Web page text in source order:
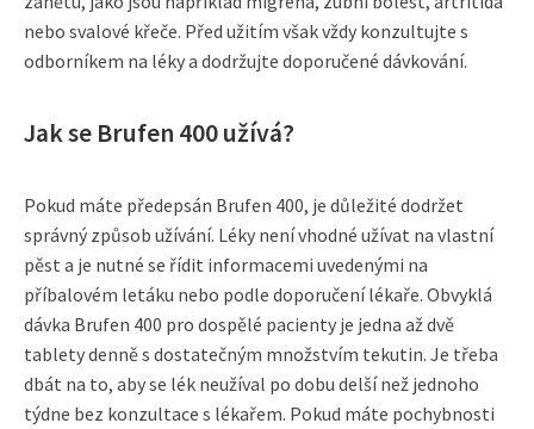
nebo svalové křeče. Před užitím však vždy konzultujte s
odborníkem na léky a dodržujte doporučené dávkování.
Jak se Brufen 400 užívá?
Pokud máte předepsán Brufen 400, je důležité dodržet
správný způsob užívání. Léky není vhodné užívat na vlastní
pěst a je nutné se řídit informacemi uvedenými na
příbalovém letáku nebo podle doporučení lékaře. Obvyklá
dávka Brufen 400 pro dospělé pacienty je jedna až dvě
tablety denně s dostatečným množstvím tekutin. Je třeba
dbát na to, aby se lék neužíval po dobu delší než jednoho
týdne bez konzultace s lékařem. Pokud máte pochybnosti